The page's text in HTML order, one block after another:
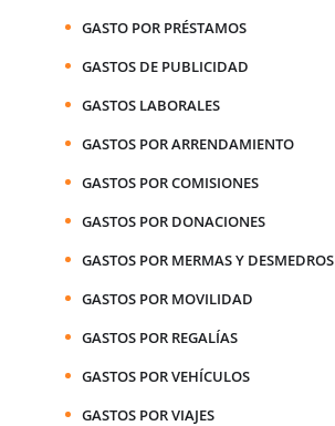
GASTO POR PRÉSTAMOS
GASTOS DE PUBLICIDAD
GASTOS LABORALES
GASTOS POR ARRENDAMIENTO
GASTOS POR COMISIONES
GASTOS POR DONACIONES
GASTOS POR MERMAS Y DESMEDROS
GASTOS POR MOVILIDAD
GASTOS POR REGALÍAS
GASTOS POR VEHÍCULOS
GASTOS POR VIAJES